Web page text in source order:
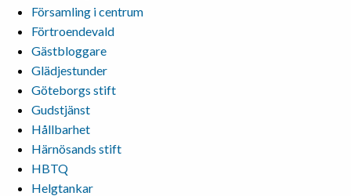
Församling i centrum
Förtroendevald
Gästbloggare
Glädjestunder
Göteborgs stift
Gudstjänst
Hållbarhet
Härnösands stift
HBTQ
Helgtankar